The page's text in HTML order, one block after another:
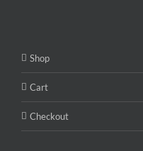
Shop
Cart
Checkout